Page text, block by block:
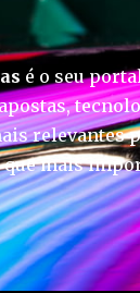
é o seu
relevantes
que mais